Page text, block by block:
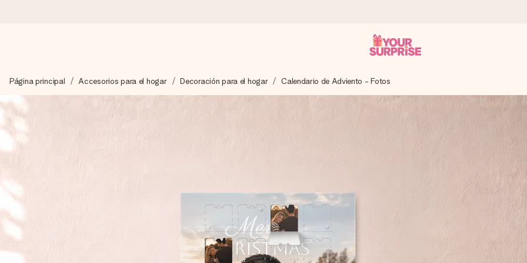
Preparamos tu regalo con cuidado y lo enviamos al vuelo, para que lo entregues en el momento perfecto, cuando más importa.
4,5 (basado en +15.000 opiniones)
Nuestros regalos inspiran. Los clientes nos dan un 4,5 en Google Reviews.
Tarjeta de felicitación gratuita
Crea algo único en pocos pasos – con su nombre, tu foto o un mensaje que llegue al corazón. Sin complicaciones, solo todo el amor
Página principal Accesorios para el hogar Decoración para el hogar Calendario de Adviento - Fotos